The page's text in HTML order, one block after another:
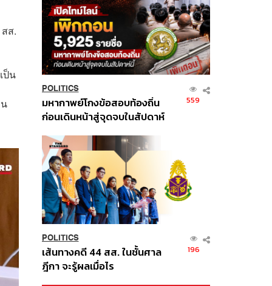
ส.
ป็น
POLITICS
มหากาพย์โกงข้อสอบท้องถิ่น
ก่อนเดินหน้าสู่จุดจบในสัปดาห์
559
POLITICS
เส้นทางคดี 44 สส. ในชั้นศาล
ฎีกา จะรู้ผลเมื่อไร
196